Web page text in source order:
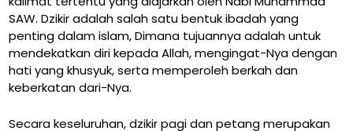
SAW. Dzikir adalah salah satu bentuk ibadah yang
penting dalam islam, Dimana tujuannya adalah untuk
mendekatkan diri kepada Allah, mengingat-Nya dengan
hati yang khusyuk, serta memperoleh berkah dan
keberkatan dari-Nya.
Secara keseluruhan, dzikir pagi dan petang merupakan